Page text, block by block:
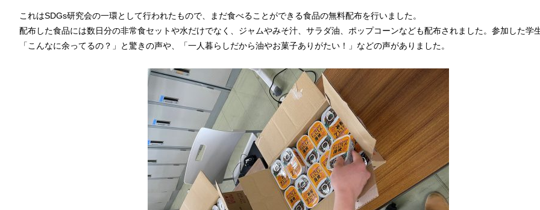
これはSDGs研究会の一環として行われたもので、まだ食べることができる食品の無料配布を行いました。
配布した食品には数日分の非常食セットや水だけでなく、ジャムやみそ汁、サラダ油、ポップコーンなども配布されました。参加した学
「こんなに余ってるの？」と驚きの声や、「一人暮らしだから油やお菓子ありがたい！」などの声がありました。